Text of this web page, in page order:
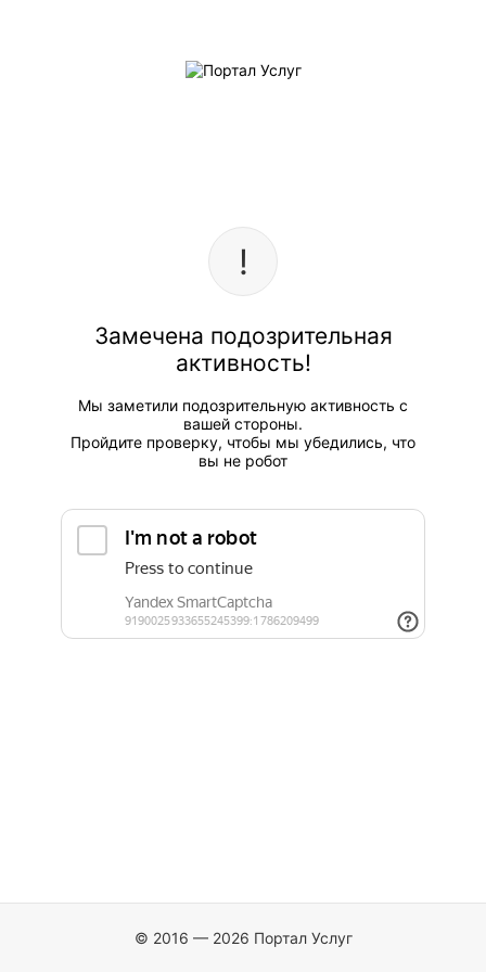
Замечена подозрительная
активность!
Мы заметили подозрительную активность с
вашей стороны.
Пройдите проверку, чтобы мы убедились, что
вы не робот
© 2016 — 2026 Портал Услуг